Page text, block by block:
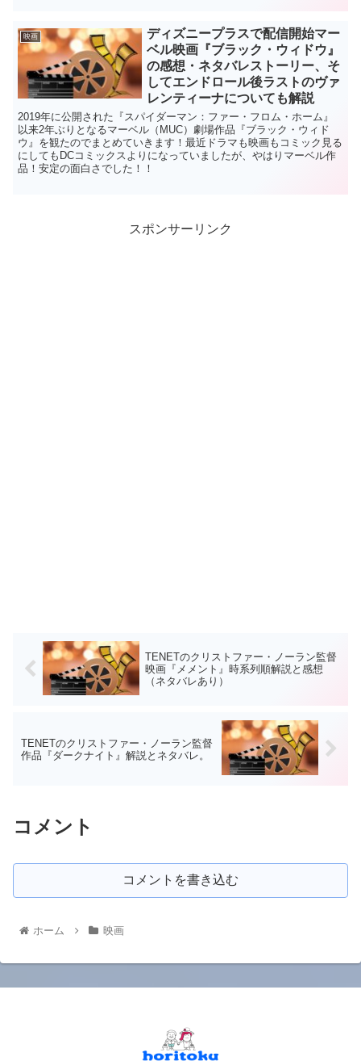
映画
ディズニープラスで配信開始マー
ベル映画『ブラック・ウィドウ』
の感想・ネタバレストーリー、そ
してエンドロール後ラストのヴァ
レンティーナについても解説
2019年に公開された『スパイダーマン：ファー・フロム・ホーム』
以来2年ぶりとなるマーベル（MUC）劇場作品『ブラック・ウィド
ウ』を観たのでまとめていきます！最近ドラマも映画もコミック見る
にしてもDCコミックスよりになっていましたが、やはりマーベル作
品！安定の面白さでした！！
スポンサーリンク
TENETのクリストファー・ノーラン監督
映画『メメント』時系列順解説と感想
（ネタバレあり）
TENETのクリストファー・ノーラン監督
作品『ダークナイト』解説とネタバレ。
コメント
コメントを書き込む
ホーム 映画